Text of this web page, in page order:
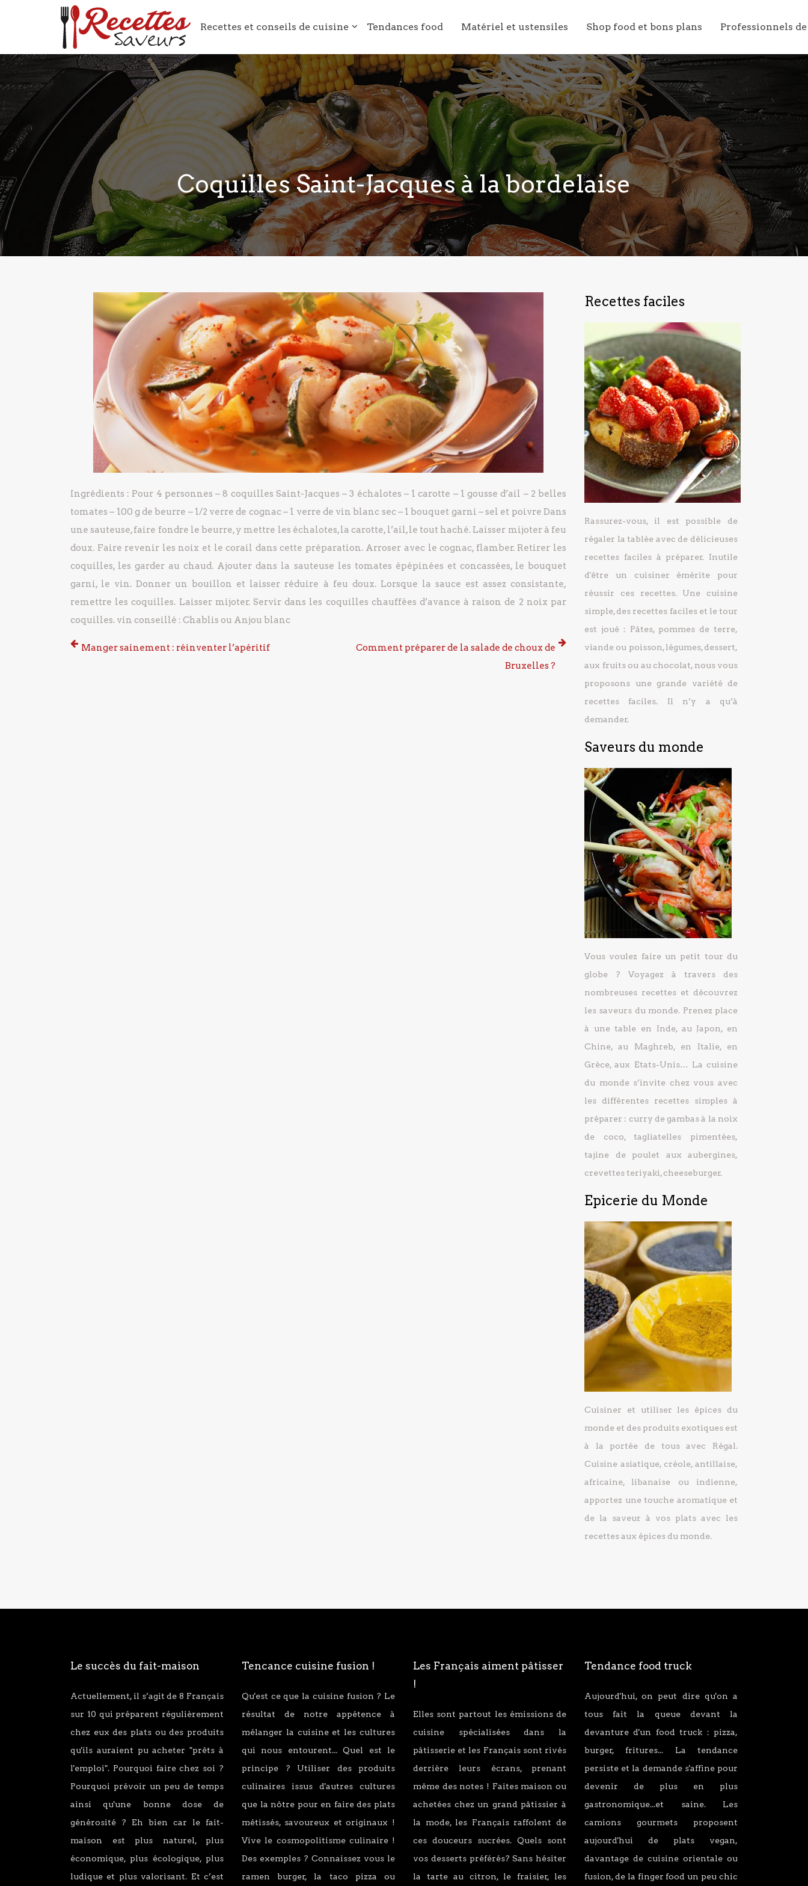
Recettes et conseils de cuisine Tendances food Matériel et ustensiles Shop food et bons plans Professionnels
Coquilles Saint-Jacques à la bordelaise
Ingrédients : Pour 4 personnes – 8 coquilles Saint-Jacques – 3 échalotes – 1 carotte – 1 gousse d’ail – 2 belles
tomates – 100 g de beurre – 1/2 verre de cognac– 1 verre de vin blanc sec– 1 bouquet garni – sel et poivre Dans
une sauteuse, faire fondre le beurre, y mettre les échalotes, la carotte, l’ail, le tout haché. Laisser mijoter à feu
doux. Faire revenir les noix et le corail dans cette préparation. Arroser avec le cognac, flamber.Retirer les
coquilles, les garder au chaud. Ajouter dans la sauteuse les tomates épépinées et concassées, le bouquet
garni, le vin. Donner un bouillon et laisser réduire à feu doux.Lorsque la sauce est assez consistante,
remettre les coquilles. Laisser mijoter.Servir dans les coquilles chauffées d’avance à raison de 2 noix par
coquilles. vin conseillé : Chablis ou Anjou blanc
Manger sainement : réinventer l’apéritif
Comment préparer de la salade de choux de
Bruxelles ?
Recettes faciles
Rassurez-vous, il est possible de
régaler la tablée avec de délicieuses
recettes faciles à préparer. Inutile
d'être un cuisiner émérite pour
réussir ces recettes. Une cuisine
simple, des recettes faciles et le tour
est joué : Pâtes, pommes de terre,
viande ou poisson, légumes, dessert,
aux fruits ou au chocolat, nous vous
proposons une grande variété de
recettes faciles. Il n’y a qu’à
demander.
Saveurs du monde
Vous voulez faire un petit tour du
globe ? Voyagez à travers des
nombreuses recettes et découvrez
les saveurs du monde. Prenez place
à une table en Inde, au Japon, en
Chine, au Maghreb, en Italie, en
Grèce, aux Etats-Unis… La cuisine
du monde s’invite chez vous avec
les différentes recettes simples à
préparer : curry de gambas à la noix
de coco, tagliatelles pimentées,
tajine de poulet aux aubergines,
crevettes teriyaki, cheeseburger.
Epicerie du Monde
Cuisiner et utiliser les épices du
monde et des produits exotiques est
à la portée de tous avec Régal.
Cuisine asiatique, créole, antillaise,
africaine, libanaise ou indienne,
apportez une touche aromatique et
de la saveur à vos plats avec les
recettes aux épices du monde.
Le succès du fait-maison
Actuellement, il s’agit de 8 Français
sur 10 qui préparent régulièrement
chez eux des plats ou des produits
qu'ils auraient pu acheter "prêts à
l'emploi". Pourquoi faire chez soi ?
Pourquoi prévoir un peu de temps
ainsi qu'une bonne dose de
générosité ? Eh bien car le fait-
maison est plus naturel, plus
économique, plus écologique, plus
ludique et plus valorisant. Et c’est
Tencance cuisine fusion !
Qu'est ce que la cuisine fusion ? Le
résultat de notre appétence à
mélanger la cuisine et les cultures
qui nous entourent... Quel est le
principe ? Utiliser des produits
culinaires issus d'autres cultures
que la nôtre pour en faire des plats
métissés, savoureux et originaux !
Vive le cosmopolitisme culinaire !
Des exemples ? Connaissez vous le
ramen burger, la taco pizza ou
Les Français aiment pâtisser
!
Elles sont partout les émissions de
cuisine spécialisées dans la
pâtisserie et les Français sont rivés
derrière leurs écrans, prenant
même des notes ! Faites maison ou
achetées chez un grand pâtissier à
la mode, les Français raffolent de
ces douceurs sucrées. Quels sont
vos desserts préférés? Sans hésiter
la tarte au citron, le fraisier, les
Tendance food truck
Aujourd'hui, on peut dire qu'on a
tous fait la queue devant la
devanture d'un food truck : pizza,
burger, fritures... La tendance
persiste et la demande s'affine pour
devenir de plus en plus
gastronomique...et saine. Les
camions gourmets proposent
aujourd'hui de plats vegan,
davantage de cuisine orientale ou
fusion, de la finger food un peu chic